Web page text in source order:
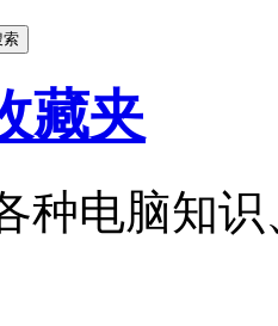
藏夹
种电脑知